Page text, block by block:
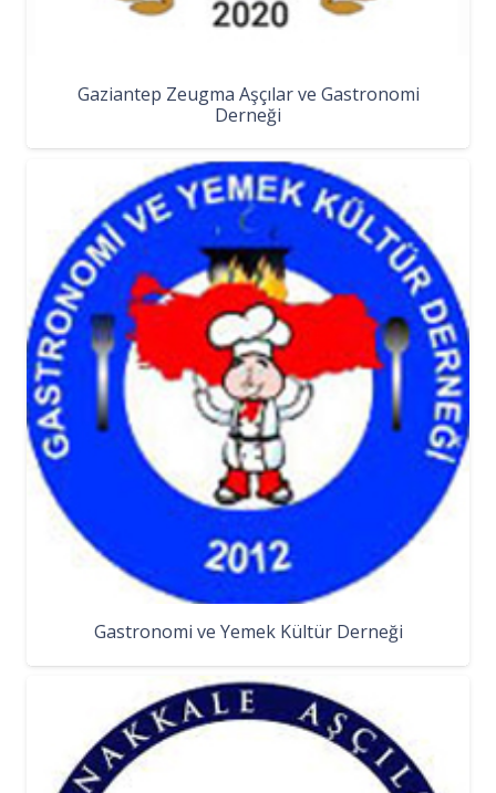
Gaziantep Zeugma Aşçılar ve Gastronomi
Derneği
Gastronomi ve Yemek Kültür Derneği